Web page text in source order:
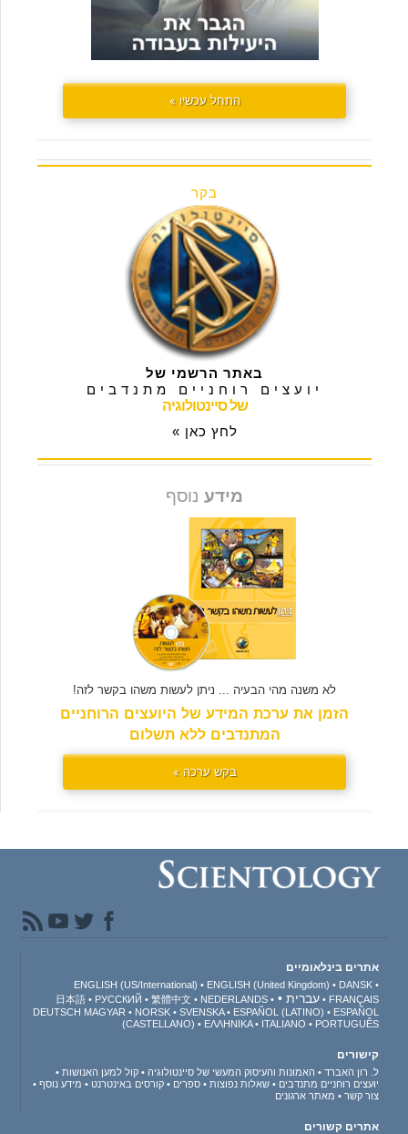
התחל עכשיו »
בקר
באתר הרשמי של
יועצים רוחניים מתנדבים
של סיינטולוגיה
לחץ כאן »
מידע נוסף
לא משנה מהי הבעיה ... ניתן לעשות משהו בקשר לזה!
הזמן את ערכת המידע של היועצים הרוחניים
המתנדבים ללא תשלום
בקש ערכה »
אתרים בינלאומיים
ENGLISH (US/International) ENGLISH (United Kingdom)
DANSK
FRANÇAIS
עברית 日本語 РУССКИЙ 繁體中文
NEDERLANDS
DEUTSCH MAGYAR NORSK SVENSKA ESPAÑOL (LATINO)
ESPAÑOL
(CASTELLANO)
ΕΛΛΗΝΙΚA ITALIANO PORTUGUÊS
קישורים
ל. רון האברד האמונות והעיסוק המעשי של סיינטולוגיה
קול למען האנושות
יועצים רוחניים מתנדבים
שאלות נפוצות ספרים קורסים באינטרנט
מידע נוסף
צור קשר
מאתר ארגונים
אתרים קשורים